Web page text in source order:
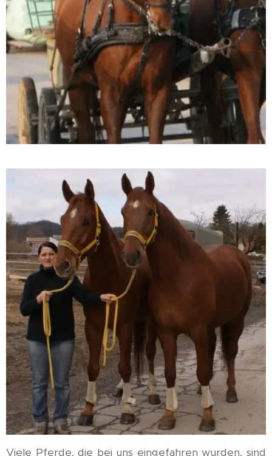
Viele Pferde, die bei uns eingefahren wurden, sind